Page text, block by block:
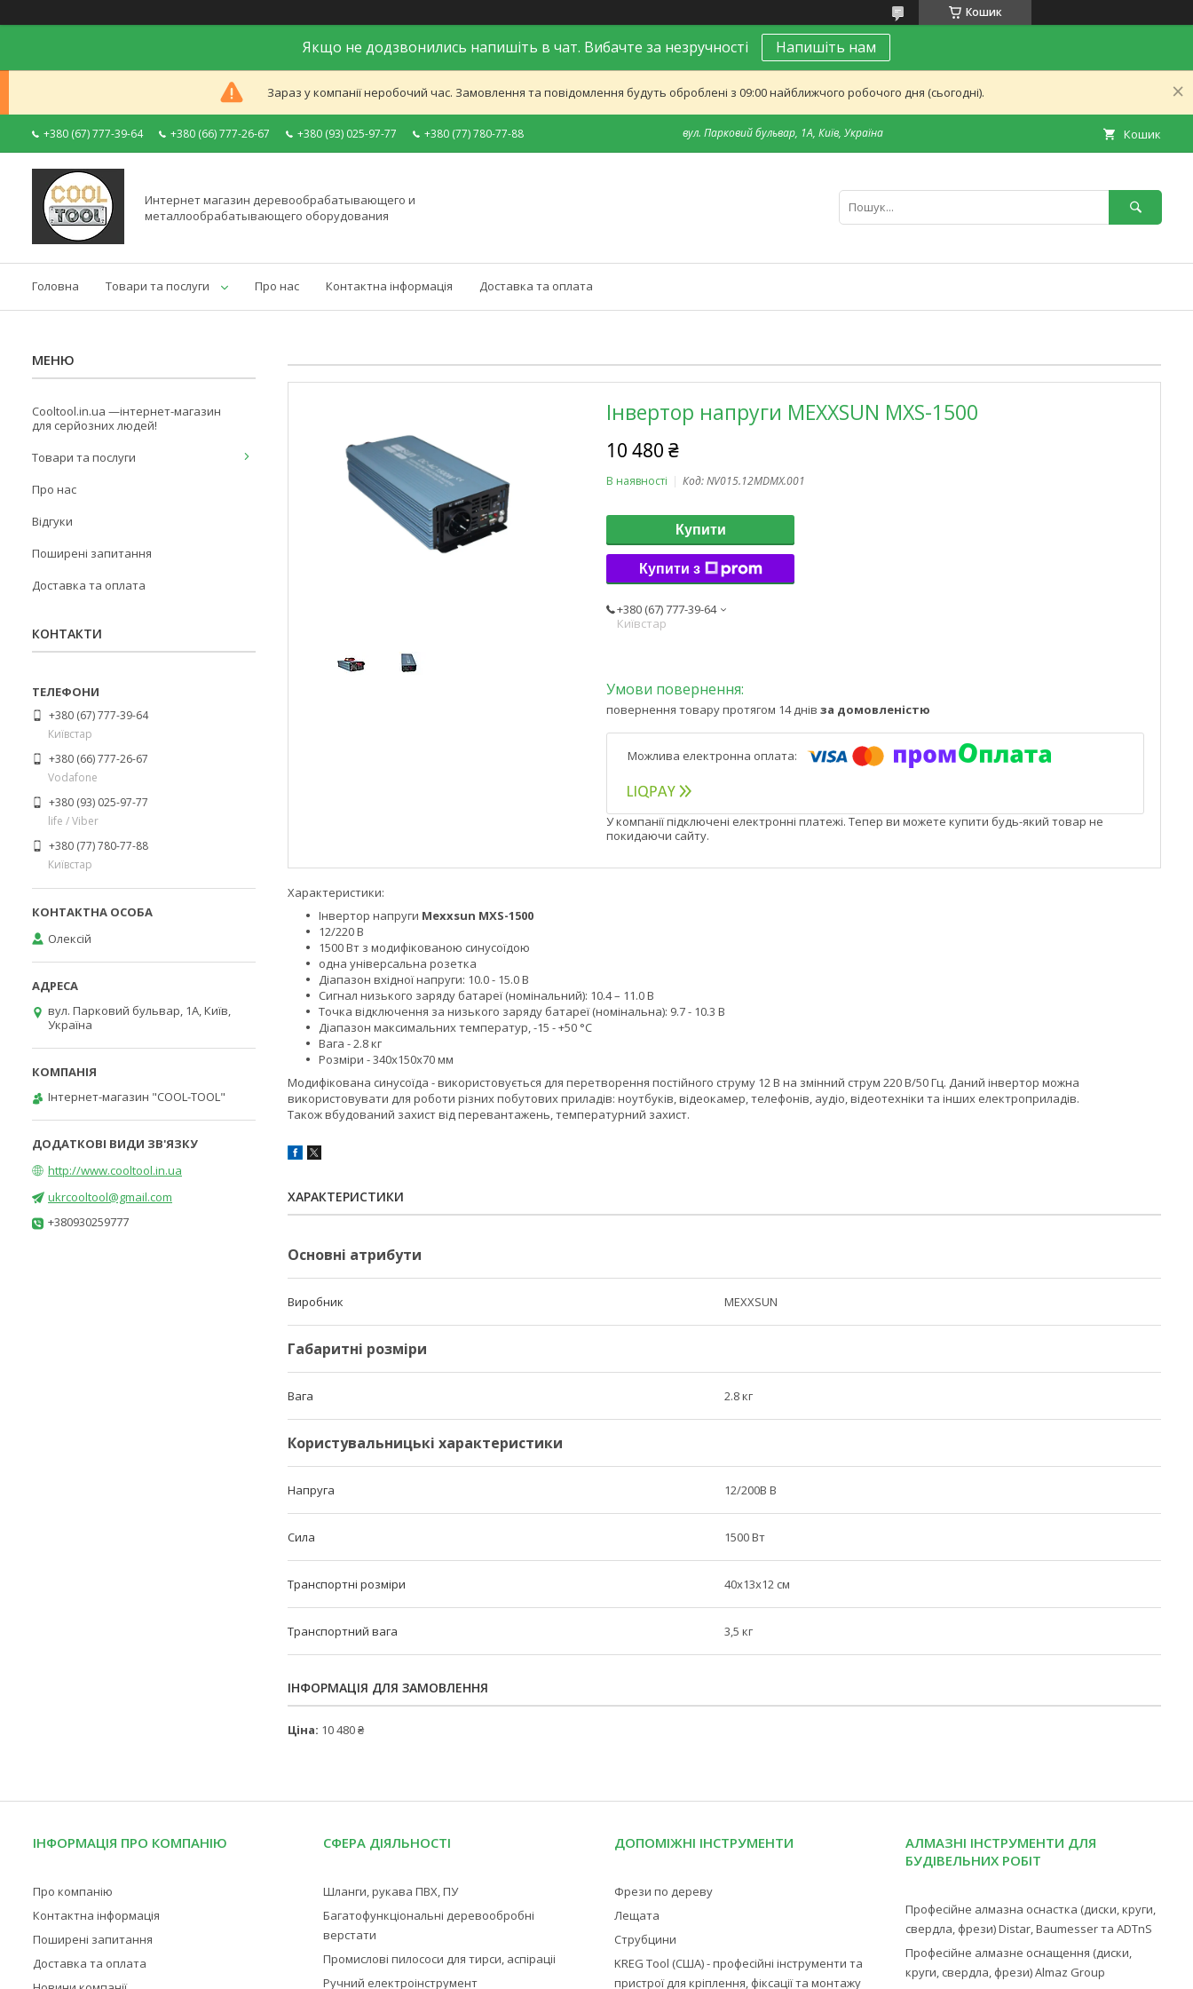
Кошик
Якщо не додзвонились напишіть в чат. Вибачте за незручності Напишіть нам
Зараз у компанії неробочий час. Замовлення та повідомлення будуть оброблені з 09:00 найближчого робочого дня (сьогодні).
+380 (67) 777-39-64 +380 (66) 777-26-67 +380 (93) 025-97-77 +380 (77) 780-77-88 вул. Парковий бульвар, 1А, Київ, Україна Кошик
Интернет магазин деревообрабатывающего и
металлообрабатывающего оборудования
Головна Товари та послуги Про нас Контактна інформація Доставка та оплата
Інвертор напруги MEXXSUN MXS-1500
10 480 ₴
В наявності Код:NV015.12MDMX.001
Купити
Купити з
+380 (67) 777-39-64
Київстар
повернення товару протягом 14 днів за домовленістю
У компанії підключені електронні платежі. Тепер ви можете купити будь-який товар не
покидаючи сайту.
Характеристики:
Інвертор напруги Mexxsun MXS-1500
12/220 В
1500 Вт з модифікованою синусоїдою
одна універсальна розетка
Діапазон вхідної напруги: 10.0 - 15.0 В
Сигнал низького заряду батареї (номінальний): 10.4 – 11.0 В
Точка відключення за низького заряду батареї (номінальна): 9.7 - 10.3 В
Діапазон максимальних температур, -15 - +50 °C
Вага - 2.8 кг
Розміри - 340х150х70 мм
Модифікована синусоїда - використовується для перетворення постійного струму 12 В на змінний струм 220 В/50 Гц. Даний інвертор можна
використовувати для роботи різних побутових приладів: ноутбуків, відеокамер, телефонів, аудіо, відеотехніки та інших електроприладів.
Також вбудований захист від перевантажень, температурний захист.
ХАРАКТЕРИСТИКИ
Основні атрибути
Виробник MEXXSUN
Габаритні розміри
Вага 2.8 кг
Користувальницькі характеристики
Напруга 12/200В В
Сила 1500 Вт
Транспортні розміри 40x13x12 см
Транспортний вага 3,5 кг
ІНФОРМАЦІЯ ДЛЯ ЗАМОВЛЕННЯ
Ціна: 10 480 ₴
Cooltool.in.ua —інтернет-магазин
для серйозних людей!
Товари та послуги
Про нас
Відгуки
Поширені запитання
Доставка та оплата
КОНТАКТИ
+380 (67) 777-39-64
Київстар
+380 (66) 777-26-67
Vodafone
+380 (93) 025-97-77
life / Viber
+380 (77) 780-77-88
Київстар
Олексій
вул. Парковий бульвар, 1А, Київ,
Україна
Інтернет-магазин "COOL-TOOL"
http://www.cooltool.in.ua
ukrcooltool@gmail.com
+380930259777
ІНФОРМАЦІЯ ПРО КОМПАНІЮ
Про компанію
Контактна інформація
Поширені запитання
Доставка та оплата
СФЕРА ДІЯЛЬНОСТІ
Шланги, рукава ПВХ, ПУ
Багатофункціональні деревообробні
верстати
Промислові пилососи для тирси, аспіраціі
Ручний електроінструмент
ДОПОМІЖНІ ІНСТРУМЕНТИ
Фрези по дереву
Лещата
Струбцини
KREG Tool (США) - професійні інструменти та
пристрої для кріплення, фіксації та монтажу
АЛМАЗНІ ІНСТРУМЕНТИ ДЛЯ
БУДІВЕЛЬНИХ РОБІТ
Професійне алмазна оснастка (диски, круги,
свердла, фрези) Distar, Baumesser та ADTnS
Професійне алмазне оснащення (диски,
круги, свердла, фрези) Almaz Group